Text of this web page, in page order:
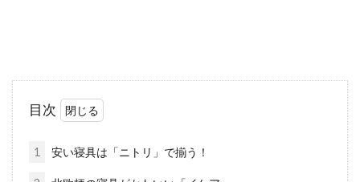
目次
1 安い寝具は「ニトリ」で揃う！